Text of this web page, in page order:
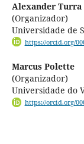
Alexander Turra
(Organizador)
Universidade de
https://orcid.org/
Marcus Polette
(Organizador)
Universidade do
https://orcid.org/